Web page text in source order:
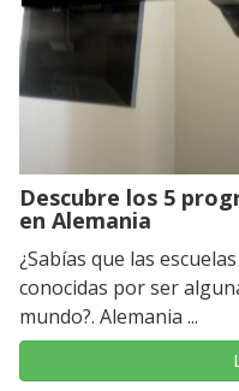
Descubre los 5
en Alemania
¿Sabías que las
conocidas por ser
mundo?. Alemania ...